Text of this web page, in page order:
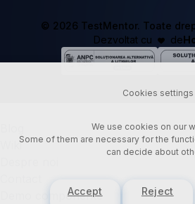
© 2026 TestMentor. Toate
Dezvoltat cu
de
Wiki
Demo componente
Cookies settings
We use cookies on our
Some of them are necessary for the
can decide about
Accept Reject